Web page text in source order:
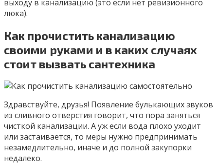
выходу в канализацию (это если нет ревизионного
люка).
Как прочистить канализацию
своими руками и в каких случаях
стоит вызвать сантехника
Здравствуйте, друзья! Появление булькающих звуков
из сливного отверстия говорит, что пора заняться
чисткой канализации. А уж если вода плохо уходит
или застаивается, то меры нужно предпринимать
незамедлительно, иначе и до полной закупорки
недалеко.